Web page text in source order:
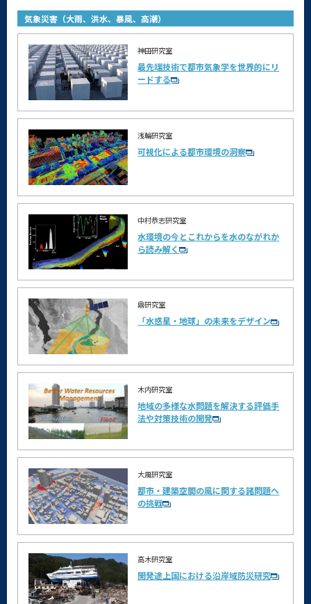
気象災害（大雨、洪水、暴風、高潮）
神田研究室
最先端技術で都市気象学を世界的にリ
ードする
浅輪研究室
可視化による都市環境の洞察
中村恭志研究室
水環境の今とこれからを水のながれか
ら読み解く
鼎研究室
「水惑星・地球」の未来をデザイン
木内研究室
地域の多様な水問題を解決する評価手
法や対策技術の開発
大風研究室
都市・建築空間の風に関する諸問題へ
の挑戦
高木研究室
開発途上国における沿岸域防災研究